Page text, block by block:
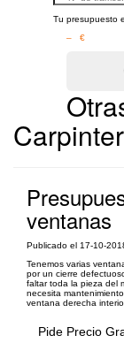
Tu presupuesto
– €
ventanas
Publicado el 17-10-
Tenemos varias
por un cierre
faltar toda la pieza del
necesita
ventana derecha
Pide Precio